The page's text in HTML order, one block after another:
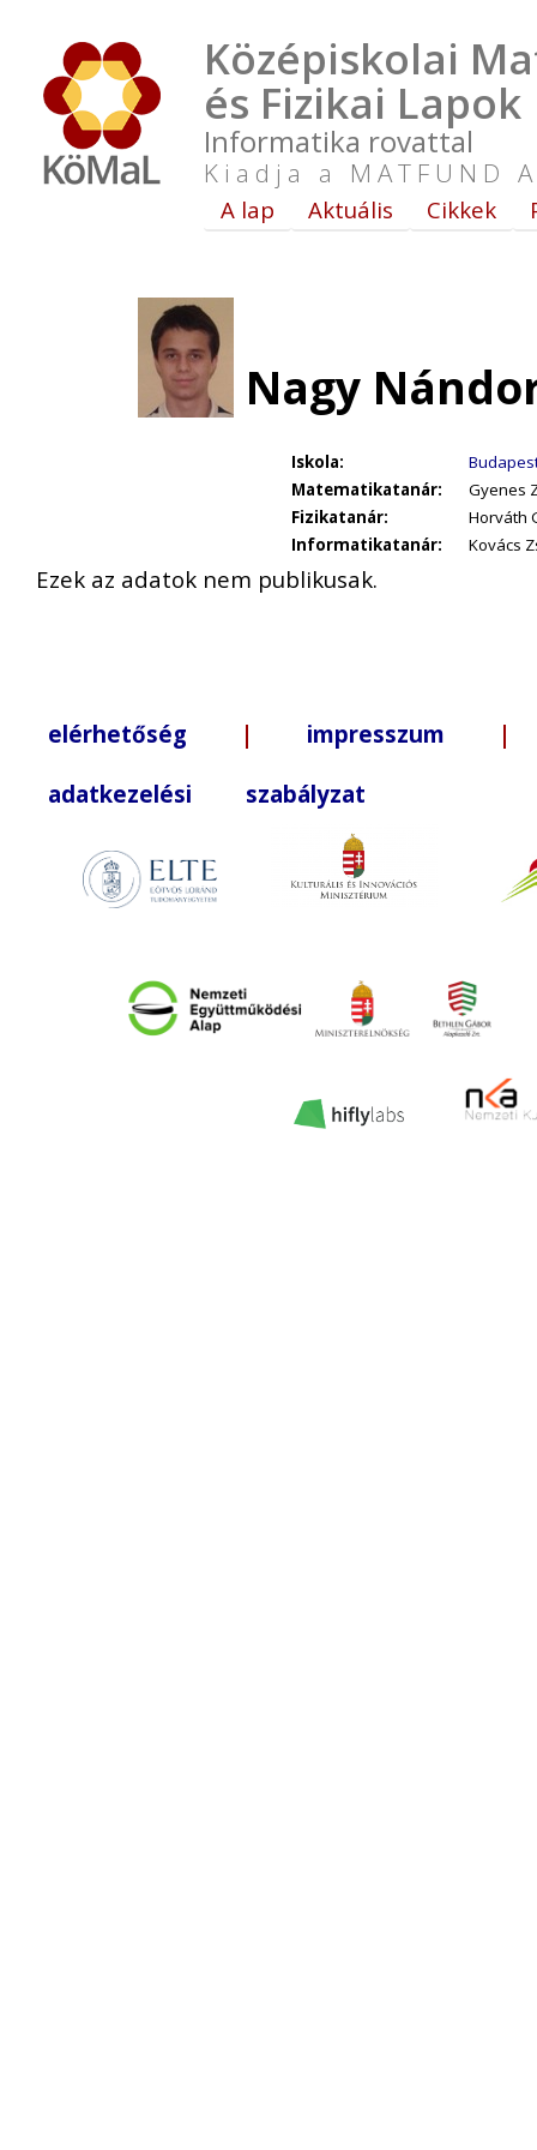
Középiskolai
és Fizikai Lapok
Informatika rovattal
Kiadja a MATFUND
A lap Aktuális Cikkek
Nagy
Iskola:
Matematikatanár:
Gyenes
Fizikatanár:
Horváth
Informatikatanár:
Kovács
Ezek az adatok nem publikusak.
elérhetőség | impresszum |
adatkezelési szabályzat